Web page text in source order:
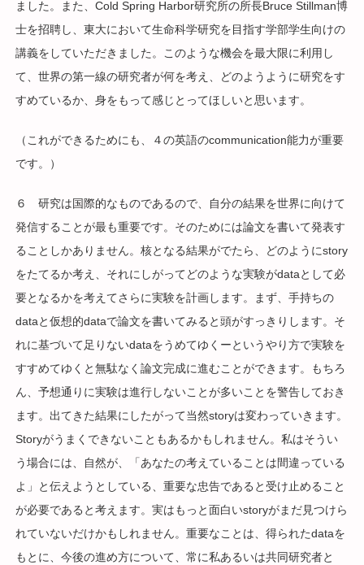
ました。また、Cold Spring Harbor研究所の所長Bruce Stillman博
士を招聘し、東大において生命科学研究を目指す学部学生向けの
講義をしていただきました。このような機会を最大限に利用し
て、世界の第一線の研究者が何を考え、どのようように研究をす
すめているか、身をもって感じとってほしいと思います。
（これができるためにも、４の英語のcommunication能力が重要
です。）
６ 研究は国際的なものであるので、自分の結果を世界に向けて
発信することが最も重要です。そのためには論文を書いて発表す
ることしかありません。核となる結果がでたら、どのようにstory
をたてるか考え、それにしがってどのような実験がdataとして必
要となるかを考えてさらに実験を計画します。まず、手持ちの
dataと仮想的dataで論文を書いてみると頭がすっきりします。そ
れに基づいて足りないdataをうめてゆくーというやり方で実験を
すすめてゆくと無駄なく論文完成に進むことができます。もちろ
ん、予想通りに実験は進行しないことが多いことを警告しておき
ます。出てきた結果にしたがって当然storyは変わっていきます。
Storyがうまくできないこともあるかもしれません。私はそうい
う場合には、自然が、「あなたの考えていることは間違っている
よ」と伝えようとしている、重要な忠告であると受け止めること
が必要であると考えます。実はもっと面白いstoryがまだ見つけら
れていないだけかもしれません。重要なことは、得られたdataを
もとに、今後の進め方について、常に私あるいは共同研究者と